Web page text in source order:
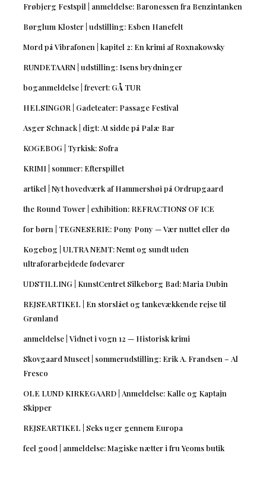
Frøbjerg Festspil | anmeldelse: Baronessen fra Benzintanken
Børglum Kloster | udstilling: Esben Hanefelt
Mord på Vibrafonen | kapitel 2: En krimi af Roxnakowsky
RUNDETAARN | udstilling: Isens brydninger
boganmeldelse | frevert: GÅ TUR
HELSINGØR | Gadeteater: Passage Festival
Asger Schnack | digt: At sidde på Palæ Bar
KOGEBOG | Tyrkisk: Sofra
KRIMI | sommer: Efterspillet
artikel | Nyt hovedværk af Hammershøi på Ordrupgaard
the Round Tower | exhibition: REFRACTIONS OF ICE
for børn | TEGNESERIE: Pony Pony — Vær nuttet eller dø
Kogebog | ULTRA NEMT: Nemt og sundt uden
ultraforarbejdede fødevarer
UDSTILLING | KunstCentret Silkeborg Bad: Maria Dubin
REJSEARTIKEL | En storslået og tankevækkende rejse til
Grønland
anmeldelse | Vidnet i vogn 12 — Historisk krimi
Skovgaard Museet | sommerudstilling: Erik A. Frandsen – Al
Fresco
OLE LUND KIRKEGAARD | Anmeldelse: Kalle og Kaptajn
Skipper
REJSEARTIKEL | Seks uger gennem Europa
feel good | anmeldelse: Magiske nætter i fru Yeoms butik